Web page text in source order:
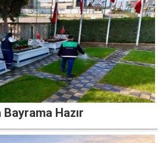
Bayrama Hazır